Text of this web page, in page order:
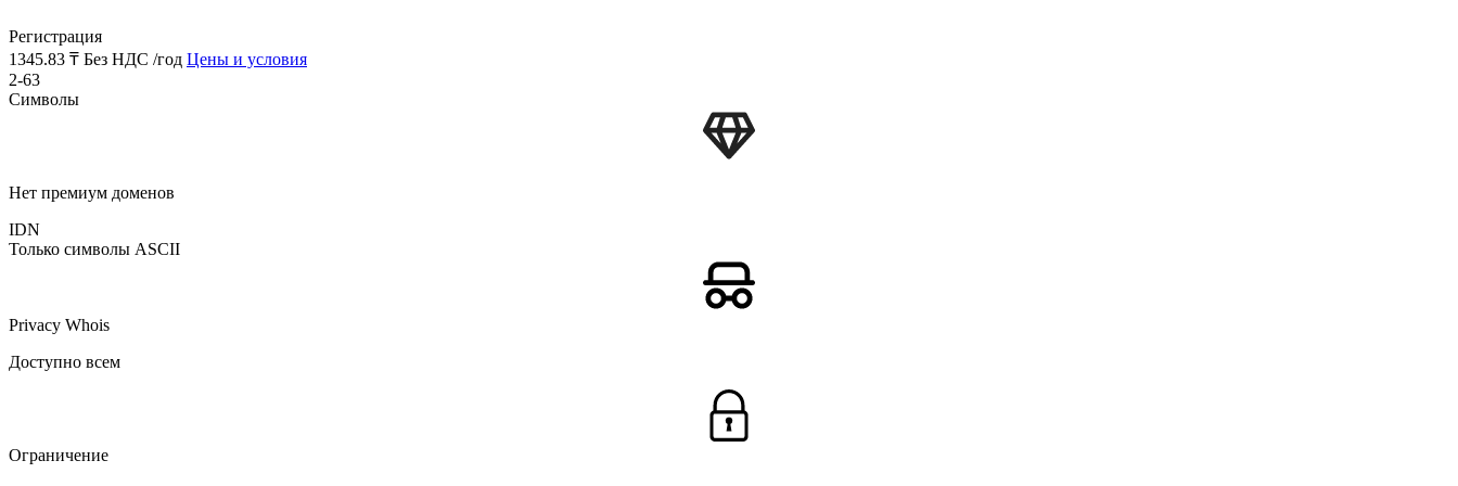
Регистрация
1345.83 ₸ Без НДС /год Цены и условия
2-63
Символы
Нет премиум доменов
IDN
Только символы ASCII
Privacy Whois
Доступно всем
Ограничение